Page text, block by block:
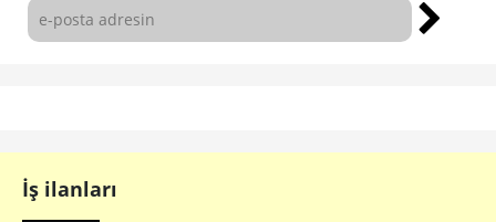
İş ilanları